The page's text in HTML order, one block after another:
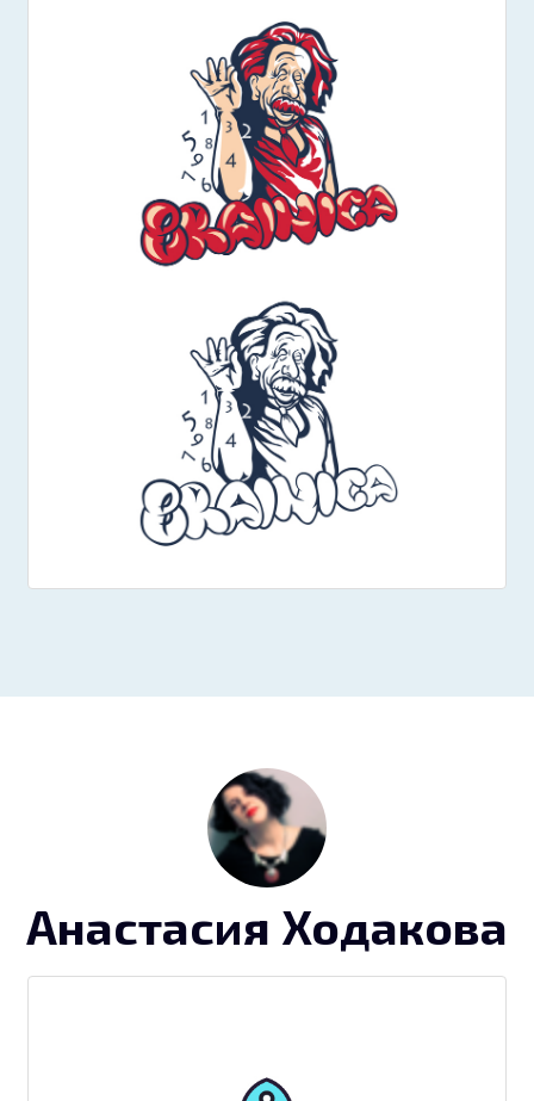
Анастасия Ходакова